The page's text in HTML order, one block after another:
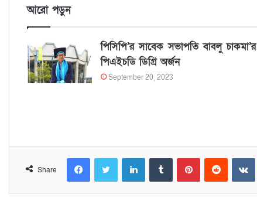
আরো পড়ুন
পিসিপি’র সাবেক সভাপতি বাবলু চাকমা’র
পিএইচডি ডিগ্রি অর্জন
September 20, 2023
Share